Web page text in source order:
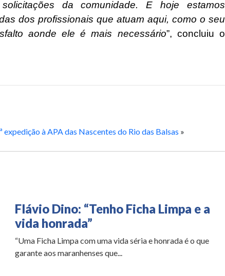
da comunidade. E hoje estamos
dos profissionais que atuam aqui, como o seu
aonde ele é mais necessário”, concluiu o
expedição à APA das Nascentes do Rio das Balsas »
Flávio Dino: “Tenho Ficha Limpa e a
vida honrada”
“Uma Ficha Limpa com uma vida séria e honrada é o que
garante aos maranhenses que...